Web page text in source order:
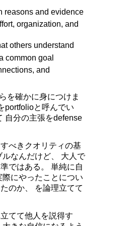
reasons and evidence
organization, and
others understand
common goal
and
を確かに身につけま
portfolioと呼んでい
自分の主張をdefense
べきクオリティの基
なんだけど、 大人で
ではある。 単純に自
にやったことについ
のか、 を論理立てて
てて他人を説得す